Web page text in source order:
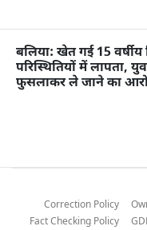
बलिया: खेत गई 15 वर्षीय
परिस्थितियों में लापता,
फुसलाकर ले जाने का
Correction Policy
Fact Checking Policy